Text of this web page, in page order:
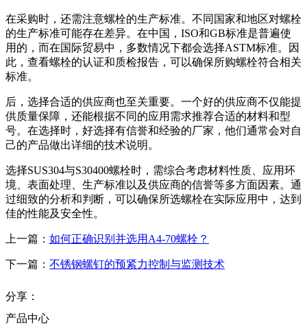
在采购时，还需注意螺栓的生产标准。不同国家和地区对螺栓
的生产标准可能存在差异。在中国，ISO和GB标准是普遍使
用的，而在国际贸易中，多数情况下都会选择ASTM标准。因
此，查看螺栓的认证和质检报告，可以确保所购螺栓符合相关
标准。
后，选择合适的供应商也至关重要。一个好的供应商不仅能提
供质量保障，还能根据不同的应用需求推荐合适的材料和型
号。在选择时，好选择有信誉和经验的厂家，他们通常会对自
己的产品做出详细的技术说明。
选择SUS304与S30400螺栓时，需综合考虑材料性质、应用环
境、表面处理、生产标准以及供应商的信誉等多方面因素。通
过细致的分析和判断，可以确保所选螺栓在实际应用中，达到
佳的性能及安全性。
上一篇： 如何正确识别并选用A4-70螺栓？
下一篇： 不锈钢螺钉的预紧力控制与监测技术
分享：
产品中心